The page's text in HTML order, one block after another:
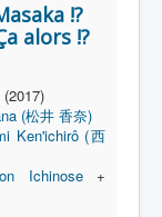
!?
alors !?
(2017)
(松井 香奈)
Ken'ichirô (西
Ichinose+